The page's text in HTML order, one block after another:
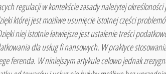
regulacji w kontekście zasady należytej
której jest możliwe usunięcie istotnej części
niej istotnie łatwiejsze jest ustalenie treści
dla usług fi nansowych. W praktyce
ferenda. W niniejszym artykule celowo jednak